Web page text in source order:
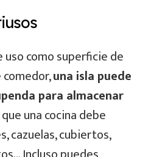
como superficie de
una isla puede
para almacenar
que una cocina debe
cazuelas, cubiertos,